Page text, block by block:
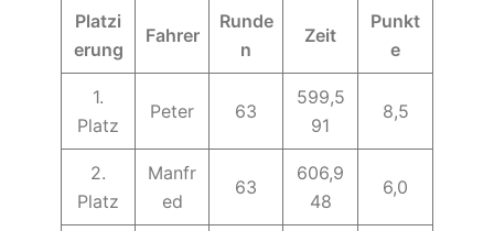
Platzi
erung
Fahrer
Runde
n
Zeit
Punkt
e
1.
Platz
Peter 63
599,5
91
8,5
2.
Platz
Manfr
ed
63
606,9
48
6,0